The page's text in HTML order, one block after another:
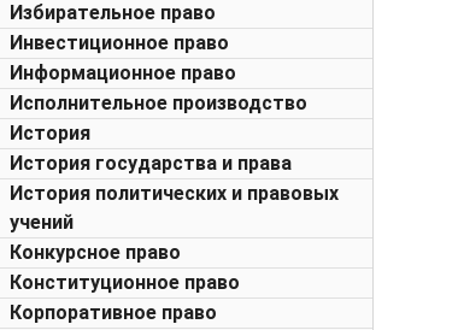
Избирательное право
Инвестиционное право
Информационное право
Исполнительное производство
История
История государства и права
История политических и правовых
учений
Конкурсное право
Конституционное право
Корпоративное право